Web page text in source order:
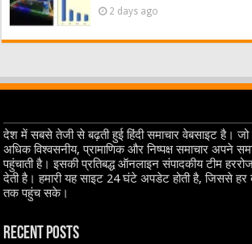
2 days ago
देश में सबसे तेजी से बढ़ती हुई हिंदी समाचार वेबसाइट है।
अधिक विश्वसनीय, प्रामाणिक और निष्पक्ष समाचार अपने
पहुंचाती है। इसकी प्रतिबद्ध ऑनलाइन संपादकीय टीम
देती है। हमारी यह साइट 24 घंटे अपडेट होती है, जिससे हर
तक पहुंच सके।
Recent Posts